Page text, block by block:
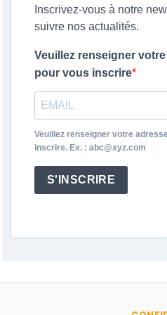
Inscrivez-vous à notre
suivre nos actualités.
Veuillez renseigner votre
pour vous inscrire
Veuillez renseigner votre
inscrire. Ex. : abc@xyz.com
S'INSCRIRE